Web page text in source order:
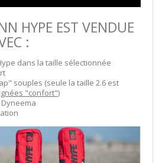
HYPE EST VENDUE
:
dans la taille sélectionnée
souples (seule la taille 2.6 est
"confort")